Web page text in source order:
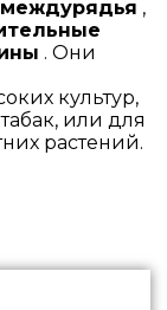
,
. Они
культур,
или для
растений.